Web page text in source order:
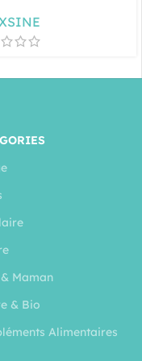
Maman
& Bio
Alimentaires